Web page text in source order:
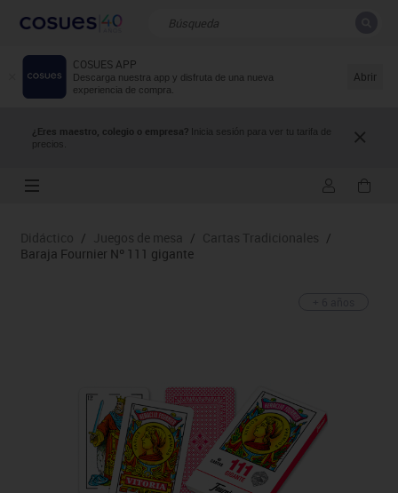
COSUES APP
Descarga nuestra app y disfruta de una nueva
experiencia de compra.
Abrir
¿Eres maestro, colegio o empresa? Inicia sesión para ver tu tarifa de
precios.
Resultados de la búsqueda
Didáctico / Juegos de mesa / Cartas Tradicionales /
Baraja Fournier Nº 111 gigante